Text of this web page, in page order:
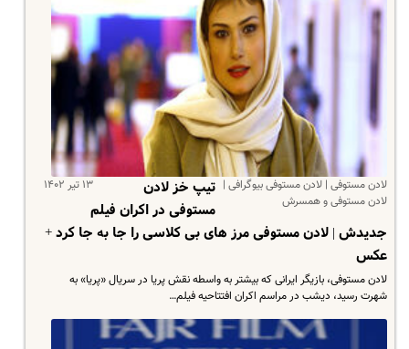
لادن مستوفی | لادن مستوفی بیوگرافی |
لادن مستوفی و همسرش
۱۳ تیر ۱۴۰۲
تیپ خز لادن
مستوفی در اکران فیلم
جدیدش | لادن مستوفی مرز های بی کلاسی را جا به جا کرد +
عکس
لادن مستوفی، بازیگر ایرانی که بیشتر به واسطه نقش پریا در سریال «پریا» به
شهرت رسید، دیشب در مراسم اکران افتتاحیه فیلم…